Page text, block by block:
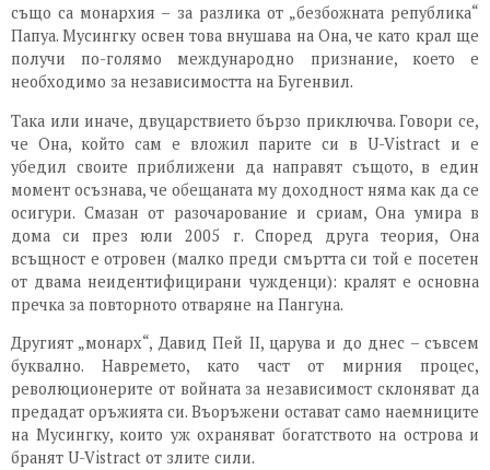
също са монархия – за разлика от „безбожната република“
Папуа. Мусингку освен това внушава на Она, че като крал ще
получи по-голямо международно признание, което е
необходимо за независимостта на Бугенвил.
Така или иначе, двуцарствието бързо приключва. Говори се,
че Она, който сам е вложил парите си в U-Vistract и е
убедил своите приближени да направят същото, в един
момент осъзнава, че обещаната му доходност няма как да се
осигури. Смазан от разочарование и сриам, Она умира в
дома си през юли 2005 г. Според друга теория, Она
всъщност е отровен (малко преди смъртта си той е посетен
от двама неидентифицирани чужденци): кралят е основна
пречка за повторното отваряне на Пангуна.
Другият „монарх“, Давид Пей II, царува и до днес – съвсем
буквално. Навремето, като част от мирния процес,
революционерите от войната за независимост склоняват да
предадат оръжията си. Въоръжени остават само наемниците
на Мусингку, които уж охраняват богатството на острова и
бранят U-Vistract от злите сили.